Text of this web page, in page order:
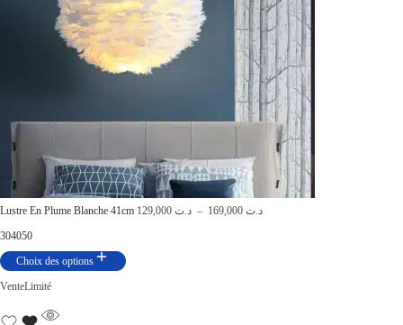
Lustre En Plume Blanche 41cm د.ت – د.ت
304050
Choix des options
VenteLimité